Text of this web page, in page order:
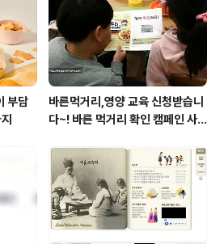
부담
바른먹거리,영양 교육 신청받습니
다~! 바른 먹거리 확인 캠페인 사